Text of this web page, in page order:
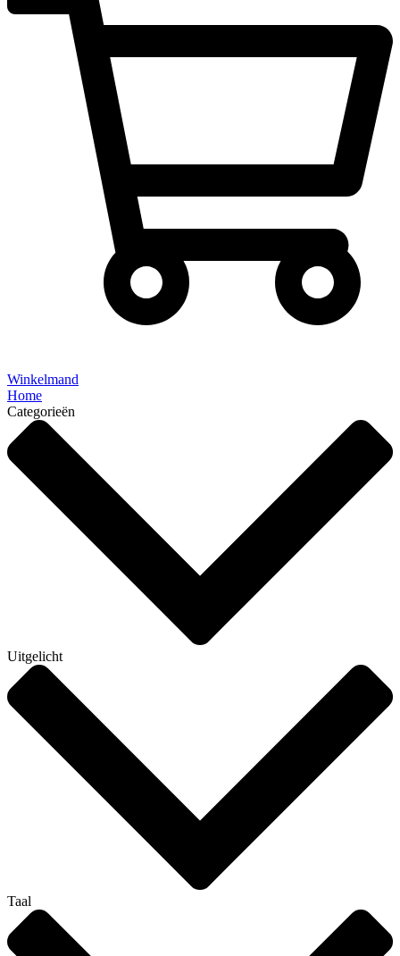
Winkelmand
Home
Categorieën
Uitgelicht
Taal